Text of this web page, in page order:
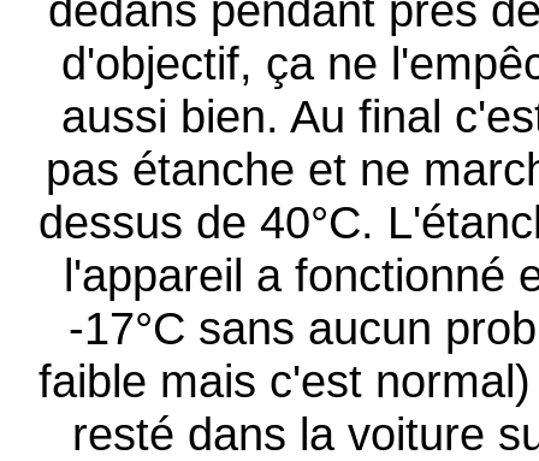
d'objectif, ça ne
aussi bien. Au final
pas étanche et ne
dessus de 40°C.
l'appareil a fonctionné
-17°C sans aucun
faible mais c'est
resté dans la voiture